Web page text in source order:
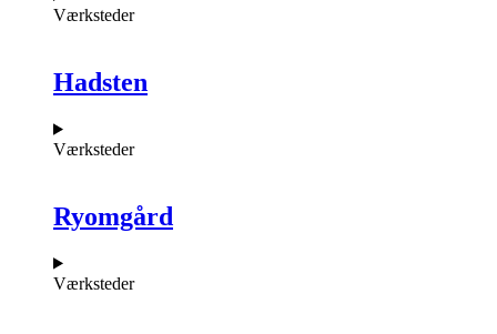
Værksteder
Hadsten
Værksteder
Ryomgård
Værksteder